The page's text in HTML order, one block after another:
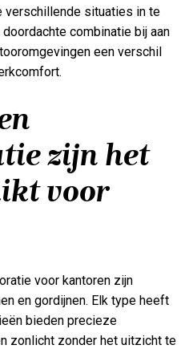
situaties in te
combinatie bij aan
een verschil
zijn het
voor
voor kantoren zijn
en gordijnen. Elk type heeft
bieden precieze
zonlicht zonder het uitzicht te